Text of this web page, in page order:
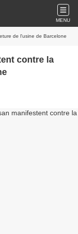
MENU
de l'usine de Barcelone
contre la